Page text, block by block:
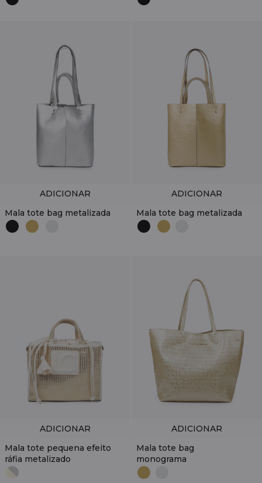
Mala tote bag metalizada
ADICIONAR
Mala tote bag metalizada
ADICIONAR
Mala tote pequena efeito
ráfia metalizado
ADICIONAR
Mala tote bag
monograma
ADICIONAR